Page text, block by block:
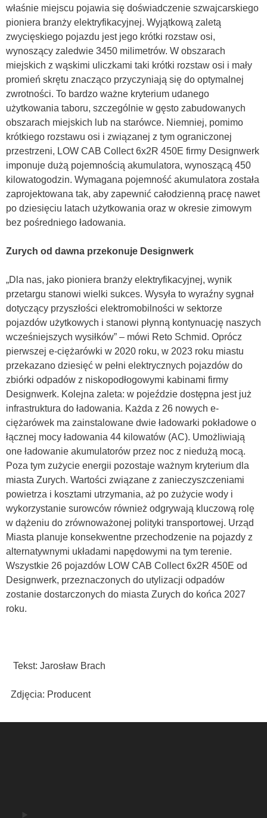
właśnie miejscu pojawia się doświadczenie szwajcarskiego
pioniera branży elektryfikacyjnej. Wyjątkową zaletą
zwycięskiego pojazdu jest jego krótki rozstaw osi,
wynoszący zaledwie 3450 milimetrów. W obszarach
miejskich z wąskimi uliczkami taki krótki rozstaw osi i mały
promień skrętu znacząco przyczyniają się do optymalnej
zwrotności. To bardzo ważne kryterium udanego
użytkowania taboru, szczególnie w gęsto zabudowanych
obszarach miejskich lub na starówce. Niemniej, pomimo
krótkiego rozstawu osi i związanej z tym ograniczonej
przestrzeni, LOW CAB Collect 6x2R 450E firmy Designwerk
imponuje dużą pojemnością akumulatora, wynoszącą 450
kilowatogodzin. Wymagana pojemność akumulatora została
zaprojektowana tak, aby zapewnić całodzienną pracę nawet
po dziesięciu latach użytkowania oraz w okresie zimowym
bez pośredniego ładowania.
Zurych od dawna przekonuje Designwerk
„Dla nas, jako pioniera branży elektryfikacyjnej, wynik
przetargu stanowi wielki sukces. Wysyła to wyraźny sygnał
dotyczący przyszłości elektromobilności w sektorze
pojazdów użytkowych i stanowi płynną kontynuację naszych
wcześniejszych wysiłków” – mówi Reto Schmid. Oprócz
pierwszej e-ciężarówki w 2020 roku, w 2023 roku miastu
przekazano dziesięć w pełni elektrycznych pojazdów do
zbiórki odpadów z niskopodłogowymi kabinami firmy
Designwerk. Kolejna zaleta: w pojeździe dostępna jest już
infrastruktura do ładowania. Każda z 26 nowych e-
ciężarówek ma zainstalowane dwie ładowarki pokładowe o
łącznej mocy ładowania 44 kilowatów (AC). Umożliwiają
one ładowanie akumulatorów przez noc z niedużą mocą.
Poza tym zużycie energii pozostaje ważnym kryterium dla
miasta Zurych. Wartości związane z zanieczyszczeniami
powietrza i kosztami utrzymania, aż po zużycie wody i
wykorzystanie surowców również odgrywają kluczową rolę
w dążeniu do zrównoważonej polityki transportowej. Urząd
Miasta planuje konsekwentne przechodzenie na pojazdy z
alternatywnymi układami napędowymi na tym terenie.
Wszystkie 26 pojazdów LOW CAB Collect 6x2R 450E od
Designwerk, przeznaczonych do utylizacji odpadów
zostanie dostarczonych do miasta Zurych do końca 2027
roku.
Tekst: Jarosław Brach
Zdjęcia: Producent